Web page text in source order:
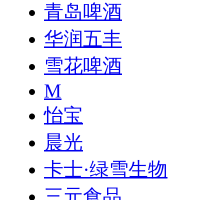
青岛啤酒
华润五丰
雪花啤酒
M
怡宝
晨光
卡士·绿雪生物